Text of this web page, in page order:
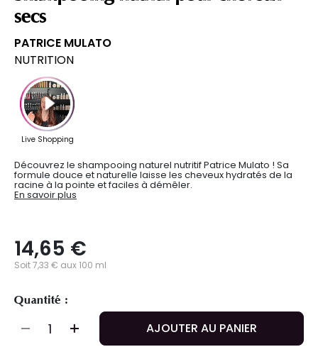
secs
PATRICE MULATO
NUTRITION
Découvrez le shampooing naturel nutritif Patrice Mulato ! Sa
formule douce et naturelle laisse les cheveux hydratés de la
racine à la pointe et faciles à démêler.
En savoir plus
14,65 €
Soit 7,33 € aux 100 ml
Quantité :
AJOUTER AU PANIER